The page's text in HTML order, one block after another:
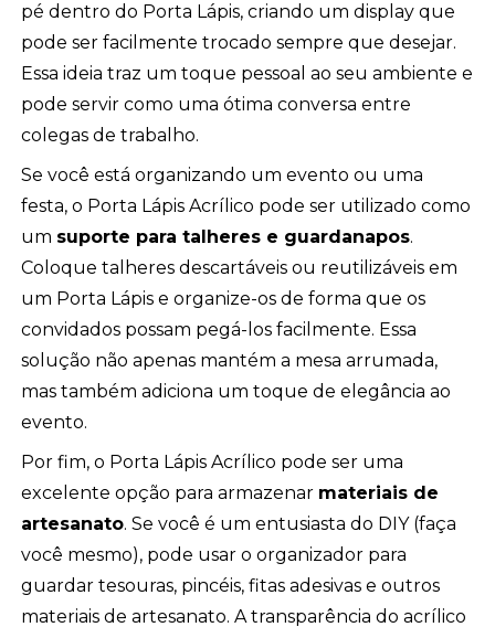
pé dentro do Porta Lápis, criando um display que
pode ser facilmente trocado sempre que desejar.
Essa ideia traz um toque pessoal ao seu ambiente e
pode servir como uma ótima conversa entre
colegas de trabalho.
Se você está organizando um evento ou uma
festa, o Porta Lápis Acrílico pode ser utilizado como
um suporte para talheres e guardanapos.
Coloque talheres descartáveis ou reutilizáveis em
um Porta Lápis e organize-os de forma que os
convidados possam pegá-los facilmente. Essa
solução não apenas mantém a mesa arrumada,
mas também adiciona um toque de elegância ao
evento.
Por fim, o Porta Lápis Acrílico pode ser uma
excelente opção para armazenar materiais de
artesanato. Se você é um entusiasta do DIY (faça
você mesmo), pode usar o organizador para
guardar tesouras, pincéis, fitas adesivas e outros
materiais de artesanato. A transparência do acrílico